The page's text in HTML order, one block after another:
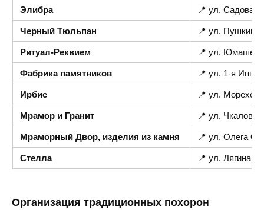
Элибра 📍 ул. Садовая
Черный Тюльпан 📍 ул.
Ритуал-Реквием 📍 ул.
Фабрика памятников 📍 ул. 1-я
Ирбис 📍 ул.
Мрамор и Гранит 📍 ул. Чкалова
Мраморный Двор, изделия из камня 📍 ул. Олега
Стелла 📍 ул. Лягина 20
Организация традиционных похорон